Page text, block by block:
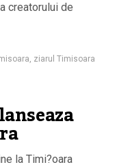
creatorului de
, ziarul Timisoara
la Timi?oara